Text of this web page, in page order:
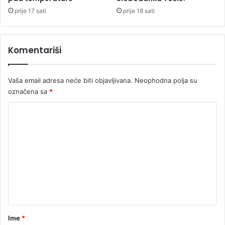
i
k
a
s
e
t
prije 17 sati prije 18 sati
Komentariši
Vaša email adresa neće biti objavljivana. Neophodna polja su
označena sa *
rIme *